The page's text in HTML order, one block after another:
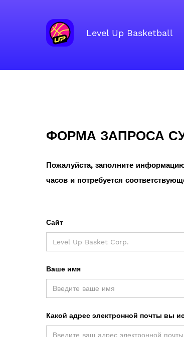
Level Up Basketball
ФОРМА ЗАПРОСА
Пожалуйста, заполните
часов и потребуется
Сайт
Ваше имя
Какой адрес электронной почты вы